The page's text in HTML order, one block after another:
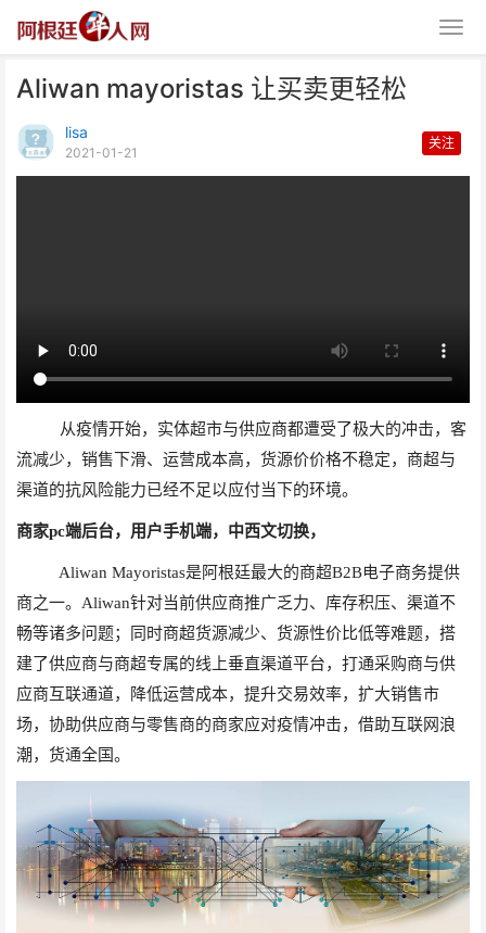
Aliwan mayoristas 让买卖更轻松
lisa
2021-01-21
关注
从疫情开始，实体超市与供应商都遭受了极大的冲击，客
流减少，销售下滑、运营成本高，货源价价格不稳定，商超与
渠道的抗风险能力已经不足以应付当下的环境。
商家pc端后台，用户手机端，中西文切换，
Aliwan Mayoristas是阿根廷最大的商超B2B电子商务提供
商之一。 Aliwan针对当前供应商推广乏力、库存积压、渠道不
畅等诸多问题；同时商超货源减少、货源性价比低等难题，搭
建了供应商与商超专属的线上垂直渠道平台，打通采购商与供
应商互联通道，降低运营成本，提升交易效率，扩大销售市
场，协助供应商与零售商的商家应对疫情冲击，借助互联网浪
潮，货通全国。